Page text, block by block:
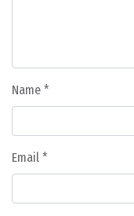
Name *
Email *